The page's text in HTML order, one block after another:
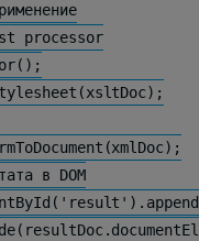
processor
в DOM